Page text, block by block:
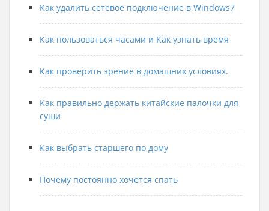
Как удалить сетевое подключение в Windows7
Как пользоваться часами и Как узнать время
Как проверить зрение в домашних условиях.
Как правильно держать китайские палочки для
суши
Как выбрать старшего по дому
Почему постоянно хочется спать